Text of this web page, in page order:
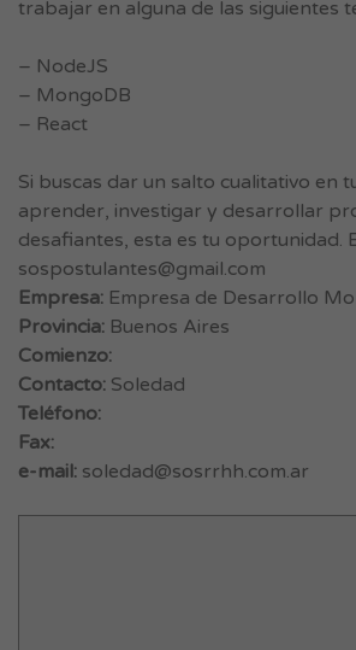
trabajar en alguna de las siguientes
– NodeJS
– MongoDB
– React
Si buscas dar un salto cualitativo en
aprender, investigar y desarrollar
desafiantes, esta es tu oportunidad.
sospostulantes@gmail.com
Empresa: Empresa de Desarrollo
Provincia: Buenos Aires
Comienzo:
Contacto: Soledad
Teléfono:
Fax:
e-mail: soledad@sosrrhh.com.ar